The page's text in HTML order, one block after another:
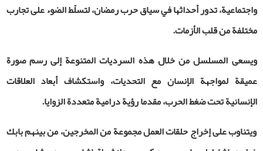
واجتماعية، تدور أحداثها في سياق حرب رمضان، لتسلّط الضوء على تجارب
مختلفة من قلب الأزمات.
ويسعى المسلسل من خلال هذه السرديات المتنوعة إلى رسم صورة
عميقة لمواجهة الإنسان مع التحديات، واستكشاف أبعاد العلاقات
الإنسانية تحت ضغط الحرب، مقدما رؤية درامية متعددة الزوايا.
ويتناوب على إخراج حلقات العمل مجموعة من المخرجين، من بينهم بابك